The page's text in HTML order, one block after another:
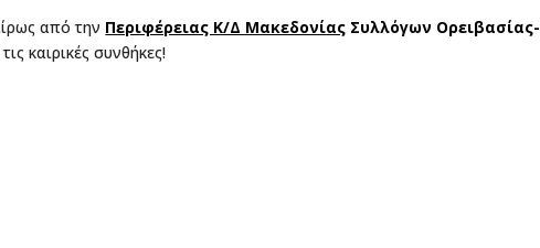
από την Περιφέρειας Κ/Δ Μακεδονίας Συλλόγων Ορειβασίας-
καιρικές συνθήκες!